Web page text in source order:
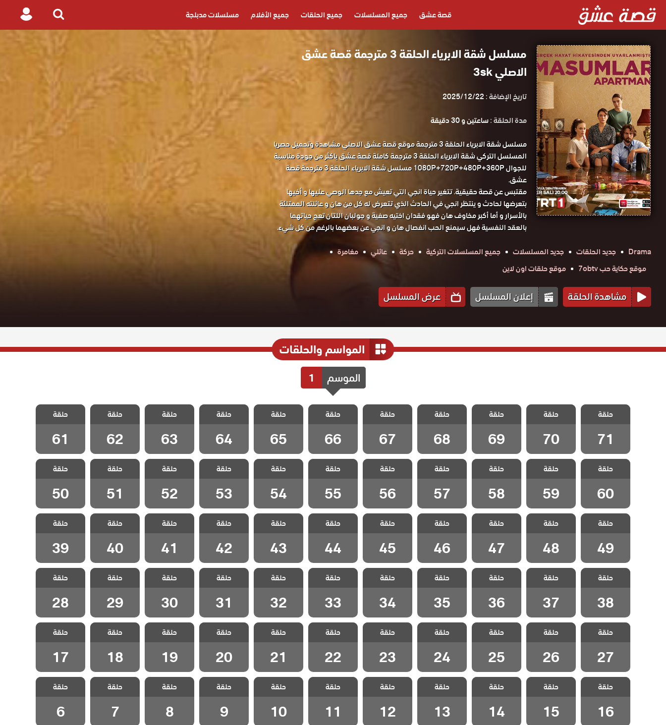
قصة عشق جميع المسلسلات جميع الحلقات جميع الأفلام مسلسلات مدبلجة
Search
for
Login
مسلسل شقة الابرياء الحلقة 3 مترجمة قصة عشق
الاصلي 3sk
تاريخ الإضافة :2025/12/22
مدة الحلقة :ساعتين و 30 دقيقة
مسلسل شقة الابرياء الحلقة 3 مترجمة موقع قصة عشق الاصلي مشاهدة وتحميل حصريا
المسلسل التركي شقة الابرياء الحلقة 3 مترجمة كاملة قصة عشق باكثر من جودة مناسبة
للجوال 1080P+720P+480P+360P مسلسل شقة الابرياء الحلقة 3 مترجمة قصة
عشق.
مقتبس عن قصة حقيقية. تتغير حياة انجي التي تعيش مع جدها الوصي عليها و أخيها
بتعرضها لحادث و ينتظر انجي في الحادث الذي تتعرض له كل من هان و عائلته الممتلئة
بالأسرار و أما أكبر مخاوف هان فهو فقدان اختيه صفية و جولبان اللتان تعج حياتهما
بالعقد النفسية فهل سيمنع الحب انفصال هان و انجي عن بعضهما بالرغم من كل شيء.
Drama
جديد الحلقات جديد المسلسلات جميع المسلسلات التركية حركة عائلي
مغامرة
موقع حكاية حب 7obtv
موقع حلقات اون لاين
مشاهدة الحلقة إعلان المسلسل عرض المسلسل
المواسم والحلقات
الموسم 1
مسلسل شقة
الابرياء الحلقة
71 والاخيرة
حلقة
71
مسلسل شقة
الابرياء الحلقة
70
حلقة
70
مسلسل شقة
الابرياء الحلقة
69
حلقة
69
مسلسل شقة
الابرياء الحلقة
68
حلقة
68
مسلسل شقة
الابرياء الحلقة
67
حلقة
67
مسلسل شقة
الابرياء الحلقة
66
حلقة
66
مسلسل شقة
الابرياء الحلقة
65
حلقة
65
مسلسل شقة
الابرياء الحلقة
64
حلقة
64
مسلسل شقة
الابرياء الحلقة
63
حلقة
63
مسلسل شقة
الابرياء الحلقة
62
حلقة
62
مسلسل شقة
الابرياء الحلقة
61
حلقة
61
مسلسل شقة
الابرياء الحلقة
60
حلقة
60
مسلسل شقة
الابرياء الحلقة
59
حلقة
59
مسلسل شقة
الابرياء الحلقة
58
حلقة
58
مسلسل شقة
الابرياء الحلقة
57
حلقة
57
مسلسل شقة
الابرياء الحلقة
56
حلقة
56
مسلسل شقة
الابرياء الحلقة
55
حلقة
55
مسلسل شقة
الابرياء الحلقة
54
حلقة
54
مسلسل شقة
الابرياء الحلقة
53
حلقة
53
مسلسل شقة
الابرياء الحلقة
52
حلقة
52
مسلسل شقة
الابرياء الحلقة
51
حلقة
51
مسلسل شقة
الابرياء الحلقة
50
حلقة
50
مسلسل شقة
الابرياء الحلقة
49
حلقة
49
مسلسل شقة
الابرياء الحلقة
48
حلقة
48
مسلسل شقة
الابرياء الحلقة
47
حلقة
47
مسلسل شقة
الابرياء الحلقة
46
حلقة
46
مسلسل شقة
الابرياء الحلقة
45
حلقة
45
مسلسل شقة
الابرياء الحلقة
44
حلقة
44
مسلسل شقة
الابرياء الحلقة
43
حلقة
43
مسلسل شقة
الابرياء الحلقة
42
حلقة
42
مسلسل شقة
الابرياء الحلقة
41
حلقة
41
مسلسل شقة
الابرياء الحلقة
40
حلقة
40
مسلسل شقة
الابرياء الحلقة
39
حلقة
39
مسلسل شقة
الابرياء الحلقة
38
حلقة
38
مسلسل شقة
الابرياء الحلقة
37
حلقة
37
مسلسل شقة
الابرياء الحلقة
36
حلقة
36
مسلسل شقة
الابرياء الحلقة
35
حلقة
35
مسلسل شقة
الابرياء الحلقة
34
حلقة
34
مسلسل شقة
الابرياء الحلقة
33
حلقة
33
مسلسل شقة
الابرياء الحلقة
32
حلقة
32
مسلسل شقة
الابرياء الحلقة
31
حلقة
31
مسلسل شقة
الابرياء الحلقة
30
حلقة
30
مسلسل شقة
الابرياء الحلقة
29
حلقة
29
مسلسل شقة
الابرياء الحلقة
28
حلقة
28
مسلسل شقة
الابرياء الحلقة
27
حلقة
27
مسلسل شقة
الابرياء الحلقة
26
حلقة
26
مسلسل شقة
الابرياء الحلقة
25
حلقة
25
مسلسل شقة
الابرياء الحلقة
24
حلقة
24
مسلسل شقة
الابرياء الحلقة
23
حلقة
23
مسلسل شقة
الابرياء الحلقة
22
حلقة
22
مسلسل شقة
الابرياء الحلقة
21
حلقة
21
مسلسل شقة
الابرياء الحلقة
20
حلقة
20
مسلسل شقة
الابرياء الحلقة
19
حلقة
19
مسلسل شقة
الابرياء الحلقة
18
حلقة
18
مسلسل شقة
الابرياء الحلقة
17
حلقة
17
مسلسل شقة
الابرياء الحلقة
16
حلقة
16
مسلسل شقة
الابرياء الحلقة
15
حلقة
15
مسلسل شقة
الابرياء الحلقة
14
حلقة
14
مسلسل شقة
الابرياء الحلقة
13
حلقة
13
مسلسل شقة
الابرياء الحلقة
12
حلقة
12
مسلسل شقة
الابرياء الحلقة
11
حلقة
11
مسلسل شقة
الابرياء الحلقة
10
حلقة
10
مسلسل شقة
الابرياء الحلقة 9
حلقة
9
مسلسل شقة
الابرياء الحلقة 8
حلقة
8
مسلسل
مسلسل شقة
الابرياء الحلقة 7
حلقة
7
مسلسل شقة
الابرياء الحلقة 6
حلقة
6